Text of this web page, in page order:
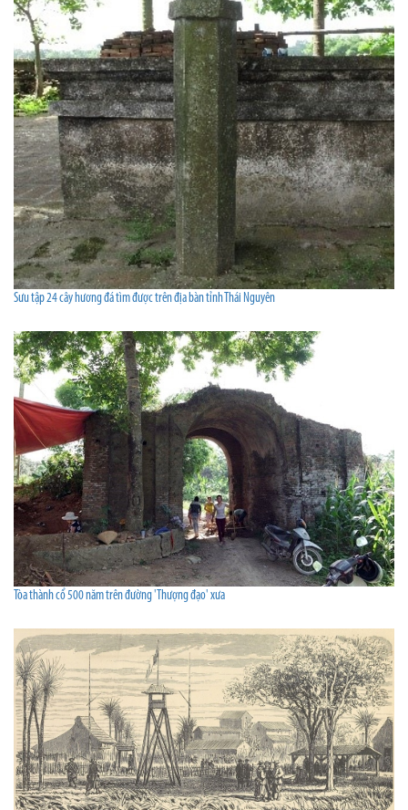
Sưu tập 24 cây hương đá tìm được trên địa bàn tỉnh Thái Nguyên
Tòa thành cổ 500 năm trên đường 'Thượng đạo' xưa